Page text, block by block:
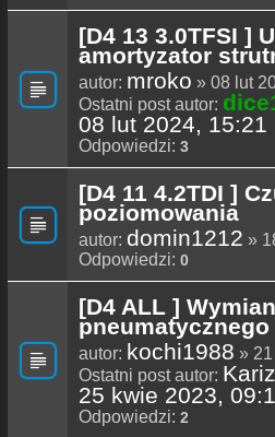
[D4 13 3.0TFSI ]
amortyzator
autor: mroko » 08 lut
Ostatni post autor:
08 lut 2024, 15:21
Odpowiedzi: 3
[D4 11 4.2TDI ]
poziomowania
autor: domin1212 »
Odpowiedzi: 0
[D4 ALL ]
pneumatycznego
autor: kochi1988 »
Ostatni post autor:
25 kwie 2023,
Odpowiedzi: 2